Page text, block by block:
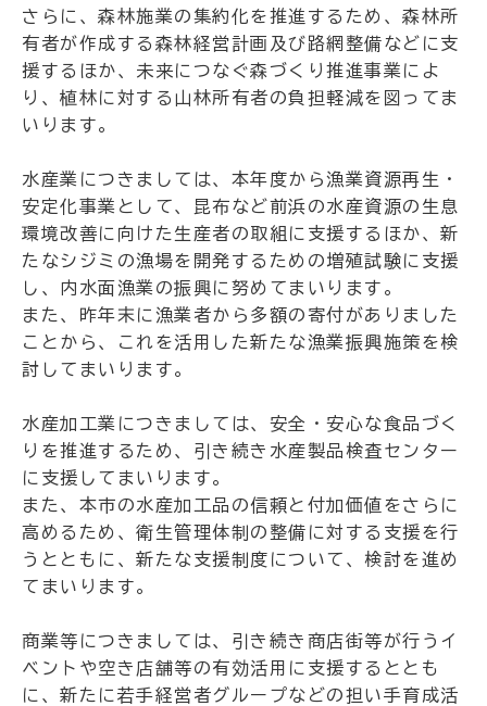
さらに、森林施業の集約化を推進するため、森林所
有者が作成する森林経営計画及び路網整備などに支
援するほか、未来につなぐ森づくり推進事業によ
り、植林に対する山林所有者の負担軽減を図ってま
いります。
水産業につきましては、本年度から漁業資源再生・
安定化事業として、昆布など前浜の水産資源の生息
環境改善に向けた生産者の取組に支援するほか、新
たなシジミの漁場を開発するための増殖試験に支援
し、内水面漁業の振興に努めてまいります。
また、昨年末に漁業者から多額の寄付がありました
ことから、これを活用した新たな漁業振興施策を検
討してまいります。
水産加工業につきましては、安全・安心な食品づく
りを推進するため、引き続き水産製品検査センター
に支援してまいります。
また、本市の水産加工品の信頼と付加価値をさらに
高めるため、衛生管理体制の整備に対する支援を行
うとともに、新たな支援制度について、検討を進め
てまいります。
商業等につきましては、引き続き商店街等が行うイ
ベントや空き店舗等の有効活用に支援するととも
に、新たに若手経営者グループなどの担い手育成活